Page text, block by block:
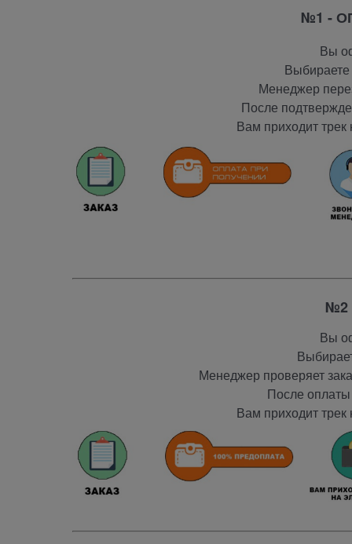
№1 -
Вы
Менеджер
После
Вам приходит
№2
Вы
Менеджер проверяет
После
Вам приходит